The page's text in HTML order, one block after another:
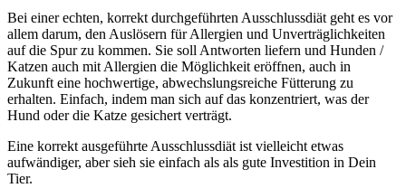
Bei einer echten, korrekt durchgeführten Ausschlussdiät geht es vor
allem darum, den Auslösern für Allergien und Unverträglichkeiten
auf die Spur zu kommen. Sie soll Antworten liefern und Hunden /
Katzen auch mit Allergien die Möglichkeit eröffnen, auch in
Zukunft eine hochwertige, abwechslungsreiche Fütterung zu
erhalten. Einfach, indem man sich auf das konzentriert, was der
Hund oder die Katze gesichert verträgt.
Eine korrekt ausgeführte Ausschlussdiät ist vielleicht etwas
aufwändiger, aber sieh sie einfach als als gute Investition in Dein
Tier.